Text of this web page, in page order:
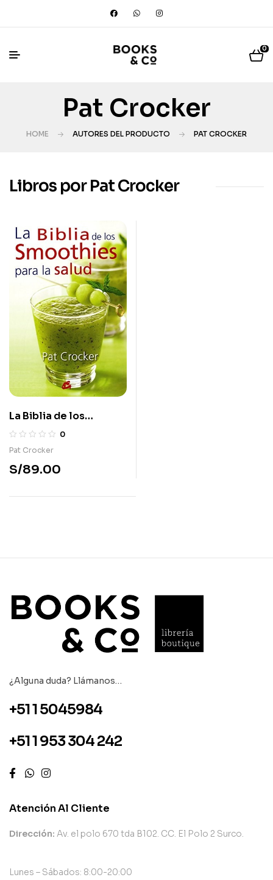
0
Pat Crocker
HOME AUTORES DEL PRODUCTO PAT CROCKER
Libros por Pat Crocker
La Biblia de los
smoothies para la
salud
0
Pat Crocker
S/89.00
¿Alguna duda? Llámanos…
+51 1 5045984
+51 1 953 304 242
Atención Al Cliente
Dirección: Av. el polo 670 tda B102. CC. El Polo 2 Surco.
Lunes – Sábados: 8:00-20:00